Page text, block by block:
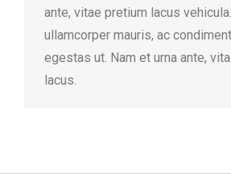
ante, vitae pretium lacus
ullamcorper mauris, ac
egestas ut. Nam et urna ante,
lacus.